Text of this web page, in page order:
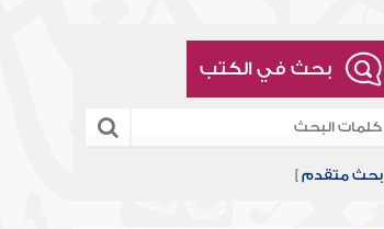
بحث في الكتب
[بحث متقدم ]